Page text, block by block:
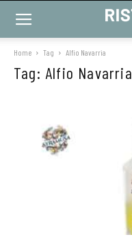
Home Tag Alfio Navarria
Tag: Alfio Navarria